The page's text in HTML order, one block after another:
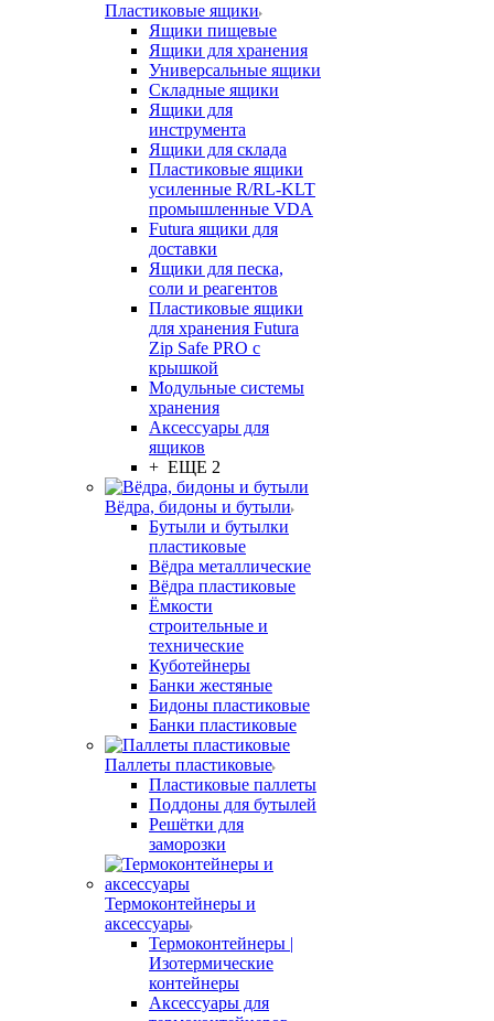
Пластиковые ящики
Ящики пищевые
Ящики для хранения
Универсальные ящики
Складные ящики
Ящики для
инструмента
Ящики для склада
Пластиковые ящики
усиленные R/RL-KLT
промышленные VDA
Futura ящики для
доставки
Ящики для песка,
соли и реагентов
Пластиковые ящики
для хранения Futura
Zip Safe PRO с
крышкой
Модульные системы
хранения
Аксессуары для
ящиков
+ ЕЩЕ 2
Вёдра, бидоны и бутыли
Бутыли и бутылки
пластиковые
Вёдра металлические
Вёдра пластиковые
Ёмкости
строительные и
технические
Куботейнеры
Банки жестяные
Бидоны пластиковые
Банки пластиковые
Паллеты пластиковые
Пластиковые паллеты
Поддоны для бутылей
Решётки для
заморозки
Термоконтейнеры и
аксессуары
Термоконтейнеры |
Изотермические
контейнеры
Аксессуары для